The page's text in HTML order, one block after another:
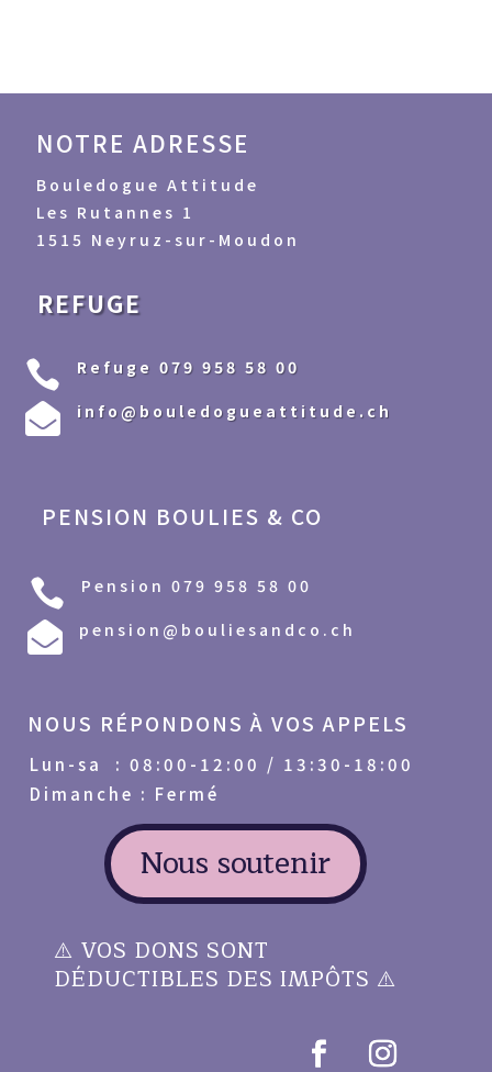
NOTRE ADRESSE
Bouledogue Attitude
Les Rutannes 1
1515 Neyruz-sur-Moudon
REFUGE
 Refuge 079 958 58 00
 info@bouledogueattitude.ch
PENSION BOULIES & CO
 Pension 079 958 58 00
 pension@bouliesandco.ch
NOUS RÉPONDONS À VOS APPELS
Lun-sa : 08:00-12:00 / 13:30-18:00
Dimanche : Fermé
Nous soutenir
⚠️ VOS DONS SONT
DÉDUCTIBLES DES IMPÔTS ⚠️